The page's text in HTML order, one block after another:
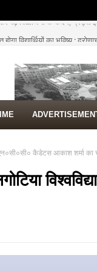
एन०सी०सी० कैडेटस आकाश शर्मा का